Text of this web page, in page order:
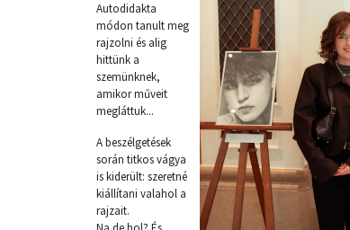
Autodidakta
módon tanult meg
rajzolni és alig
hittünk a
szemünknek,
amikor műveit
megláttuk...
A beszélgetések
során titkos vágya
is kiderült: szeretné
kiállítani valahol a
rajzait.